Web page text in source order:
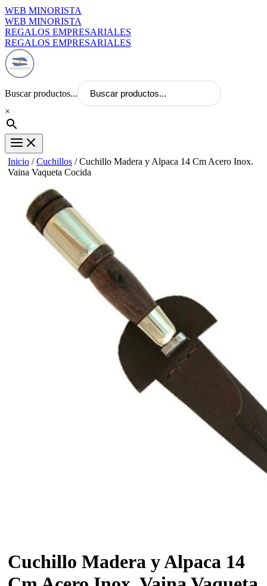
WEB MINORISTA
WEB MINORISTA
REGALOS EMPRESARIALES
REGALOS EMPRESARIALES
Buscar productos...
×
Inicio /Cuchillos / Cuchillo Madera y Alpaca 14 Cm Acero Inox.
Vaina Vaqueta Cocida
Cuchillo Madera y Alpaca 14